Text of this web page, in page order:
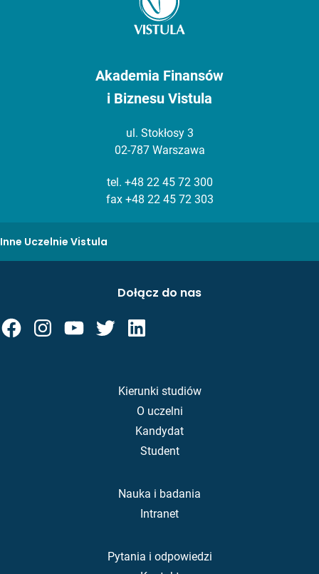
Akademia Finansów
i Biznesu Vistula
ul. Stokłosy 3
02-787 Warszawa
tel. +48 22 45 72 300
fax +48 22 45 72 303
Inne Uczelnie Vistula
Kierunki studiów
O uczelni
Kandydat
Student
Nauka i badania
Intranet
Pytania i odpowiedzi
Dołącz do nas